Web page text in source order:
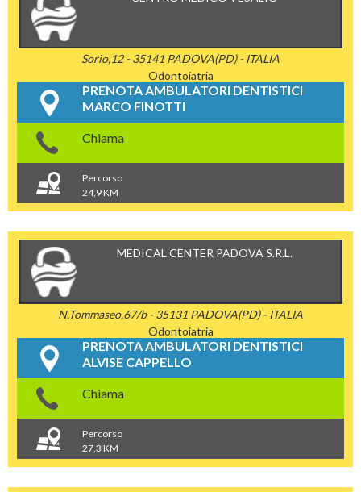
Sorio,12 - 35141 PADOVA(PD) - ITALIA
Odontoiatria
PRENOTA AMBULATORI DENTISTICI
MARCO FINOTTI
Chiama
Percorso
24,9 KM
MEDICAL CENTER PADOVA S.R.L.
N.Tommaseo,67/b - 35131 PADOVA(PD) - ITALIA
Odontoiatria
PRENOTA AMBULATORI DENTISTICI
ALVISE CAPPELLO
Chiama
Percorso
27,3 KM